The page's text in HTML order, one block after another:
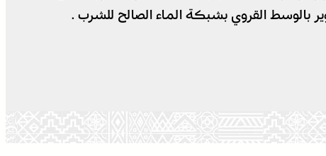
بالوسط القروي بشبكة الماء الصالح للشرب .